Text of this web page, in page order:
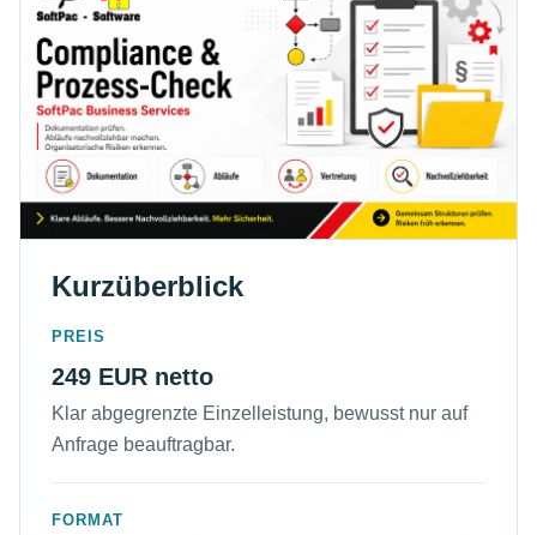
Kurzüberblick
PREIS
249 EUR netto
Klar abgegrenzte Einzelleistung, bewusst nur auf
Anfrage beauftragbar.
FORMAT